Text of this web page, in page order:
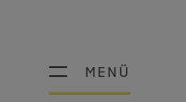
MENÜ
MENÜ